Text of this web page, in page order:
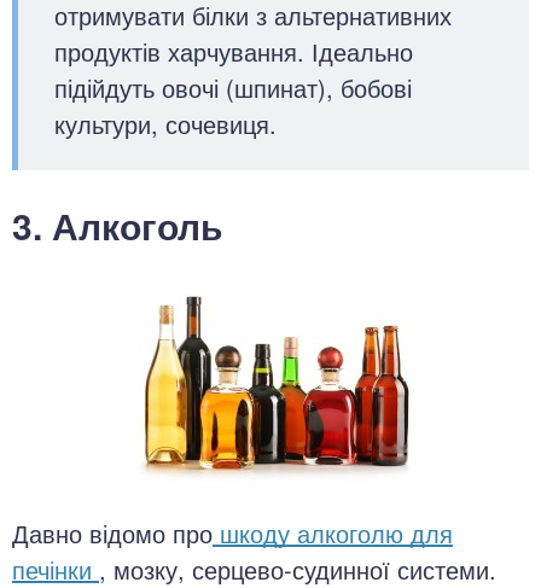
отримувати білки з альтернативних
продуктів харчування. Ідеально
підійдуть овочі (шпинат), бобові
культури, сочевиця.
3. Алкоголь
Давно відомо про шкоду алкоголю для
печінки , мозку, серцево-судинної системи.